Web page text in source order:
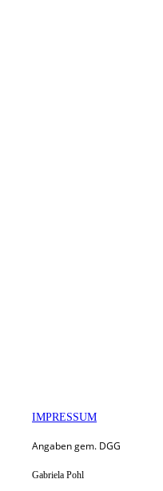
IMPRESSUM
Angaben gem. DGG
Gabriela Pohl